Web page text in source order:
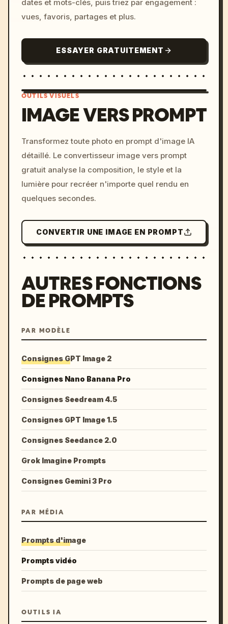
dates et mots-clés, puis triez par engagement :
vues, favoris, partages et plus.
ESSAYER GRATUITEMENT
c, cyberpunk sunset, neon
colors, 8k --v 6.0
OUTILS VISUELS
IMAGE VERS PROMPT
Transformez toute photo en prompt d'image IA
détaillé. Le convertisseur image vers prompt
gratuit analyse la composition, le style et la
lumière pour recréer n'importe quel rendu en
quelques secondes.
CONVERTIR UNE IMAGE EN PROMPT
AUTRES FONCTIONS
DE PROMPTS
PAR MODÈLE
Consignes GPT Image 2
Consignes Nano Banana Pro
Consignes Seedream 4.5
Consignes GPT Image 1.5
Consignes Seedance 2.0
Grok Imagine Prompts
Consignes Gemini 3 Pro
PAR MÉDIA
Prompts d'image
Prompts vidéo
Prompts de page web
OUTILS IA